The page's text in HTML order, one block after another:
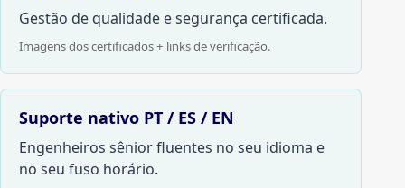
Gestão de qualidade e segurança certificada.
Imagens dos certificados + links de verificação.
Suporte nativo PT / ES / EN
Engenheiros sênior fluentes no seu idioma e
no seu fuso horário.